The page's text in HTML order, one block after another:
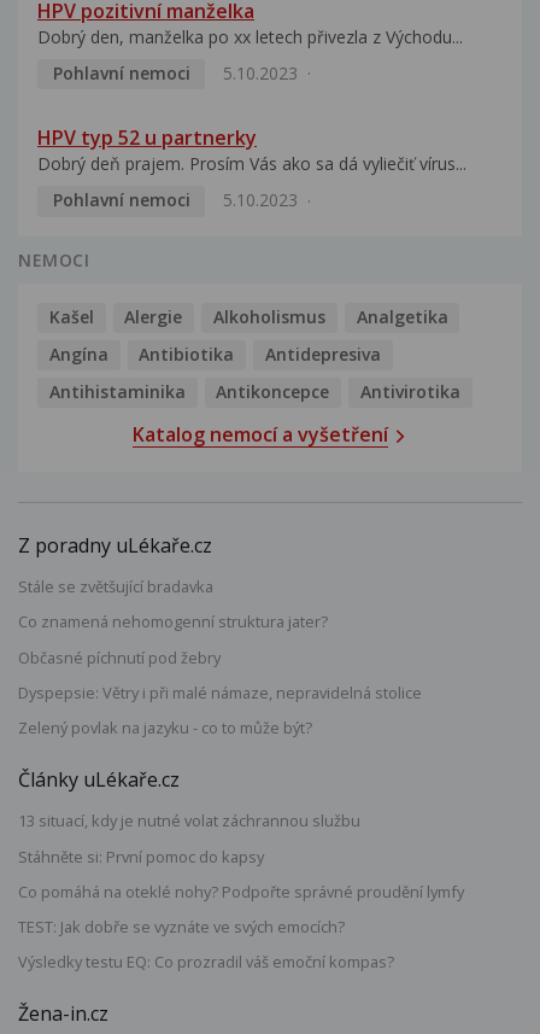
HPV pozitivní manželka
Dobrý den, manželka po xx letech přivezla z Východu...
Pohlavní nemoci
5.10.2023
HPV typ 52 u partnerky
Dobrý deň prajem. Prosím Vás ako sa dá vyliečiť vírus...
Pohlavní nemoci
5.10.2023
NEMOCI
Kašel Alergie Alkoholismus
Analgetika
Angína
Antibiotika
Antidepresiva
Antihistaminika
Antikoncepce Antivirotika
Katalog nemocí a vyšetření
Z poradny uLékaře.cz
Stále se zvětšující bradavka
Co znamená nehomogenní struktura jater?
Občasné píchnutí pod žebry
Dyspepsie: Větry i při malé námaze, nepravidelná stolice
Zelený povlak na jazyku - co to může být?
Články uLékaře.cz
13 situací, kdy je nutné volat záchrannou službu
Stáhněte si: První pomoc do kapsy
Co pomáhá na oteklé nohy? Podpořte správné proudění lymfy
TEST: Jak dobře se vyznáte ve svých emocích?
Výsledky testu EQ: Co prozradil váš emoční kompas?
Žena-in.cz